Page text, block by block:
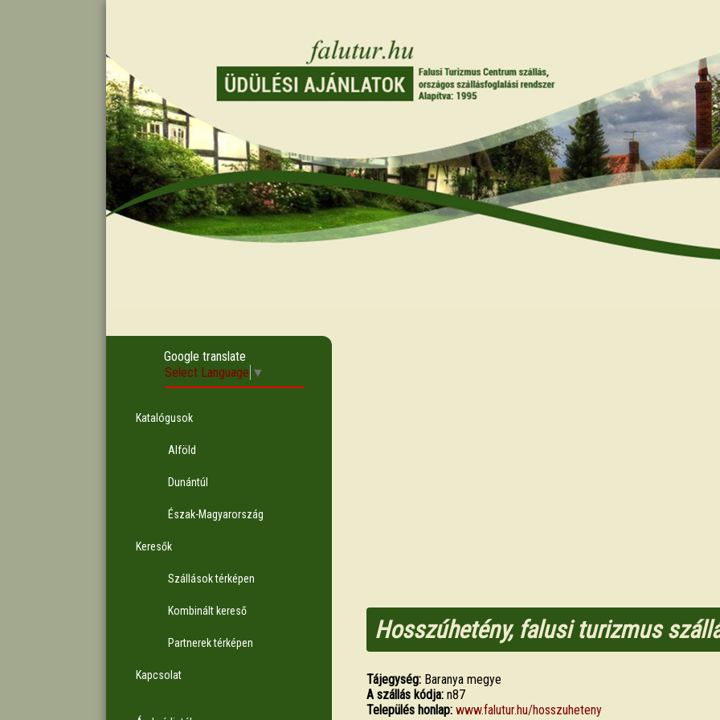
Google translate
Select Language ▼
Katalógusok
Alföld
Dunántúl
Észak-Magyarország
Keresők
Szállások térképen
Kombinált kereső
Partnerek térképen
Kapcsolat
Hosszúhetény, falusi turizmus
Tájegység:Baranya megye
A szállás kódja:n87
Település honlap: www.falutur.hu/hosszuheteny